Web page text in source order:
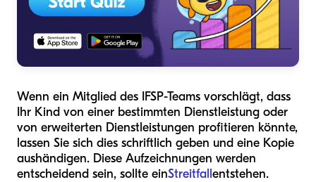
Wenn ein Mitglied des IFSP-Teams vorschlägt, dass
Ihr Kind von einer bestimmten Dienstleistung oder
von erweiterten Dienstleistungen profitieren könnte,
lassen Sie sich dies schriftlich geben und eine Kopie
aushändigen. Diese Aufzeichnungen werden
entscheidend sein, sollte einStreitfallentstehen.